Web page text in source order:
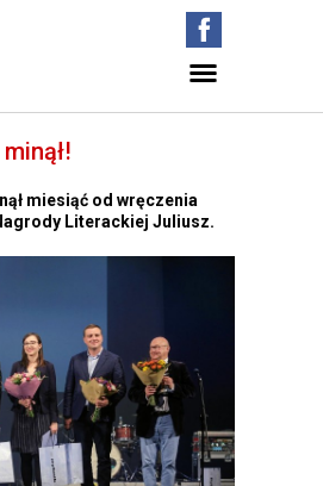
miesiąć od wręczenia
Literackiej Juliusz.